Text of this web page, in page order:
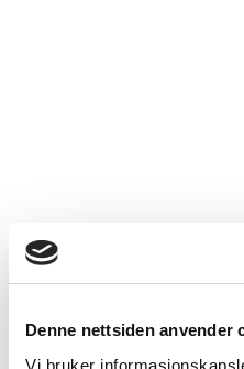
Denne nettsiden anvender
Vi bruker